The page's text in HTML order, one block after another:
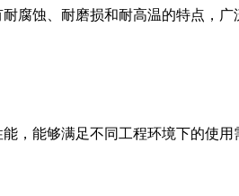
腐蚀、耐磨损和耐高温的特点，广
，能够满足不同工程环境下的使